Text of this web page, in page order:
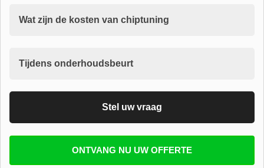
Wat zijn de kosten van chiptuning
Tijdens onderhoudsbeurt
Stel uw vraag
ONTVANG NU UW OFFERTE